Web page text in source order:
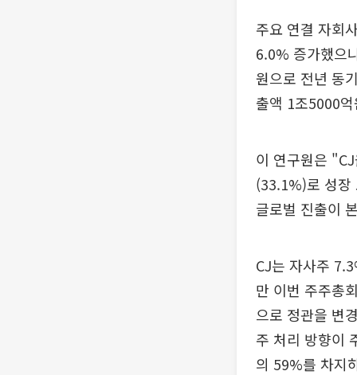
주요 연결 자회
6.0% 증가했으
원으로 전년 동
출액 1조5000
이 연구원은
(33.1%)로 성장
글로벌 진출이
CJ는 자사주
만 이번 주주총
으로 정관을 변
주 처리 방향이
의 59%를 차지